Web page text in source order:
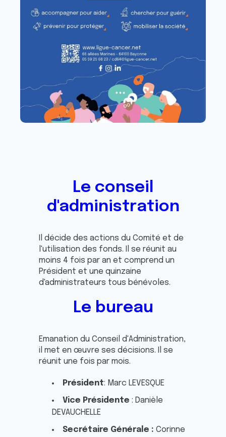
Le conseil
d'administration
Il décide des actions du Comité et de
l'utilisation des fonds. Il se réunit au
moins 4 fois par an et comprend un
Président et une quinzaine
d'administrateurs tous bénévoles.
Le bureau
Emanation du Conseil d'Administration,
il met en œuvre ses décisions. Il se
réunit une fois par mois.
Président: Marc LEVESQUE
Vice Présidente : Danièle
DEVAUCHELLE
Secrétaire Générale : Corinne